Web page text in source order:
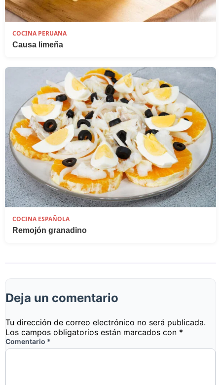
COCINA PERUANA
Causa limeña
COCINA ESPAÑOLA
Remojón granadino
Deja un comentario
Tu dirección de correo electrónico no será publicada.
Los campos obligatorios están marcados con *
Comentario *